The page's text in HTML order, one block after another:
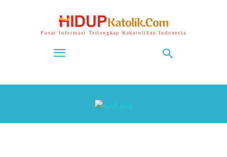
Pusat Informasi Terlengkap Kekatolikan Indonesia